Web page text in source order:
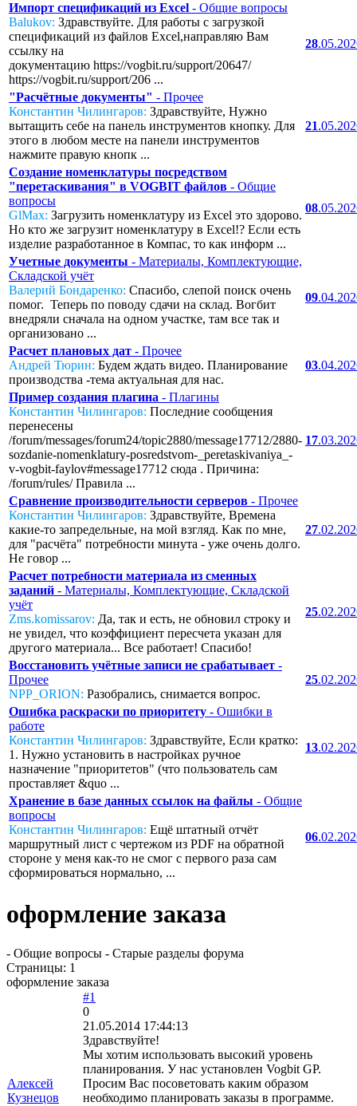
Импорт спецификаций из Excel - Общие вопросы
Balukov: Здравствуйте. Для работы с загрузкой
спецификаций из файлов Excel,направляю Вам
ссылку на
документацию https://vogbit.ru/support/20647/
https://vogbit.ru/support/206 ...
28
"Расчётные документы" - Прочее
Константин Чилингаров: Здравствуйте, Нужно
вытащить себе на панель инструментов кнопку. Для
этого в любом месте на панели инструментов
нажмите правую кнопк ...
21
Создание номенклатуры посредством
"перетаскивания" в VOGBIT файлов - Общие
вопросы
GlMax: Загрузить номенклатуру из Excel это здорово.
Но кто же загрузит номенклатуру в Excel!? Если есть
изделие разработанное в Компас, то как информ ...
08
Учетные документы - Материалы, Комплектующие,
Складской учёт
Валерий Бондаренко: Спасибо, слепой поиск очень
помог. Теперь по поводу сдачи на склад. Вогбит
внедряли сначала на одном участке, там все так и
организовано ...
09
Расчет плановых дат - Прочее
Андрей Тюрин: Будем ждать видео. Планирование
производства -тема актуальная для нас.
03
Пример создания плагина - Плагины
Константин Чилингаров: Последние сообщения
перенесены
/forum/messages/forum24/topic2880/message17712/2880-
sozdanie-nomenklatury-posredstvom-_peretaskivaniya_-
v-vogbit-faylov#message17712 сюда . Причина:
/forum/rules/ Правила ...
17
Сравнение производительности серверов - Прочее
Константин Чилингаров: Здравствуйте, Времена
какие-то запредельные, на мой взгляд. Как по мне,
для "расчёта" потребности минута - уже очень долго.
Не говор ...
27
Расчет потребности материала из сменных
заданий - Материалы, Комплектующие, Складской
учёт
Zms.komissarov: Да, так и есть, не обновил строку и
не увидел, что коэффициент пересчета указан для
другого материала... Все работает! Спасибо!
25
Восстановить учётные записи не срабатывает -
Прочее
NPP_ORION: Разобрались, снимается вопрос.
25
Ошибка раскраски по приоритету - Ошибки в
работе
Константин Чилингаров: Здравствуйте, Если кратко:
1. Нужно установить в настройках ручное
назначение "приоритетов" (что пользователь сам
проставляет &quo ...
13
Хранение в базе данных ссылок на файлы - Общие
вопросы
Константин Чилингаров: Ещё штатный отчёт
маршрутный лист с чертежом из PDF на обратной
стороне у меня как-то не смог с первого раза сам
сформироваться нормально, ...
06
оформление заказа
- Общие вопросы - Старые разделы форума
Страницы: 1
оформление заказа
Алексей
Кузнецов
#1
0
21.05.2014 17:44:13
Здравствуйте!
Мы хотим использовать высокий уровень
планирования. У нас установлен Vogbit GP.
Просим Вас посоветовать каким образом
необходимо планировать заказы в программе.